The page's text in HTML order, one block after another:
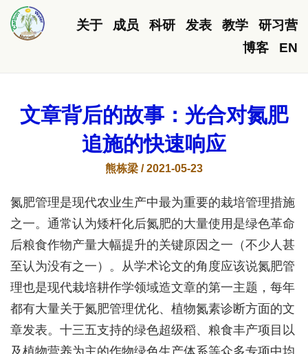
关于 成员 科研 发表 教学
研习营
博客
EN
文章背后的故事：光合对氮肥
追施的快速响应
熊栋梁 / 2021-05-23
氮肥管理是现代农业生产中最为重要的栽培管理措施
之一。通常认为矮杆化后氮肥的大量使用是绿色革命
后粮食作物产量大幅提升的关键原因之一（不少人甚
至认为没有之一）。从学术论文的角度应该说氮肥管
理也是现代栽培耕作学领域造文章的第一主题，每年
都有大量关于氮肥管理优化、植物氮素诊断方面的文
章发表。十三五支持的绿色超级稻、粮食丰产项目以
及植物营养为主的作物绿色生产体系等众多专项中均